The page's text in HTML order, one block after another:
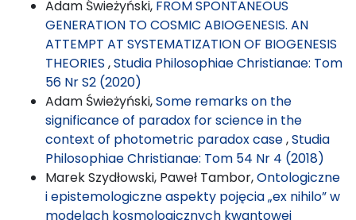
Adam Świeżyński, FROM SPONTANEOUS
GENERATION TO COSMIC ABIOGENESIS. AN
ATTEMPT AT SYSTEMATIZATION OF BIOGENESIS
THEORIES ,Studia Philosophiae Christianae: Tom
56 Nr S2 (2020)
Adam Świeżyński,Some remarks on the
significance of paradox for science in the
context of photometric paradox case,Studia
Philosophiae Christianae: Tom 54 Nr 4 (2018)
Marek Szydłowski, Paweł Tambor,Ontologiczne
i epistemologiczne aspekty pojęcia „ex nihilo” w
modelach kosmologicznych kwantowej